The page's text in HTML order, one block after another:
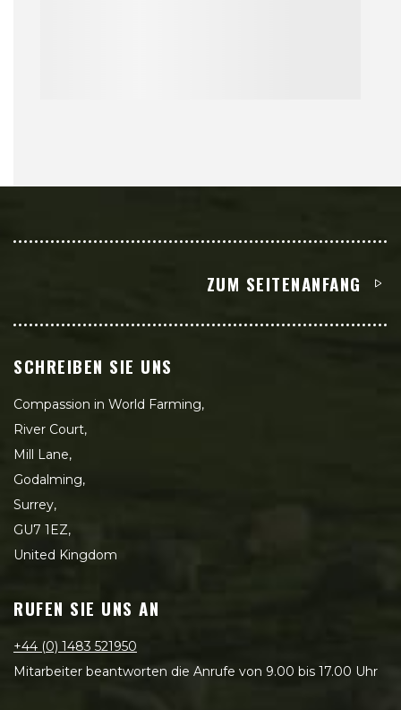
ZUM SEITENANFANG
SCHREIBEN SIE UNS
Compassion in World Farming,
River Court,
Mill Lane,
Godalming,
Surrey,
GU7 1EZ,
United Kingdom
RUFEN SIE UNS AN
+44 (0) 1483 521950
Mitarbeiter beantworten die Anrufe von 9.00 bis 17.00 Uhr